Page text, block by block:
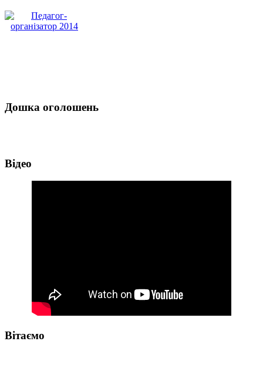
Дошка оголошень
Відео
Вітаємо